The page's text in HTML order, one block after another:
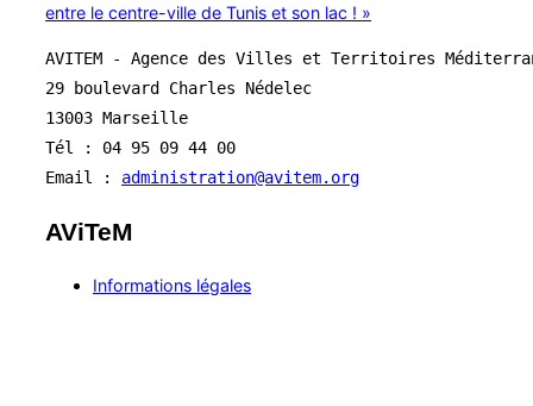
entre le centre-ville de Tunis et son lac ! »
AVITEM - Agence des Villes et Territoires
29 boulevard Charles Nédelec
13003 Marseille
Tél : 04 95 09 44 00
Email : administration@avitem.org
AViTeM
Informations légales